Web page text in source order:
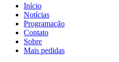
Início
Notícias
Programação
Contato
Sobre
Mais pedidas